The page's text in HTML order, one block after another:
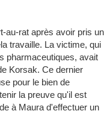
au-rat après avoir pris un
travaille. La victime, qui
pharmaceutiques, avait
Korsak. Ce dernier
pour le bien de
la preuve qu'il est
à Maura d'effectuer un